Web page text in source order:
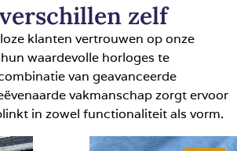
zelf
klanten vertrouwen op onze
waardevolle horloges te
van geavanceerde
vakmanschap zorgt ervoor
in zowel functionaliteit als vorm.